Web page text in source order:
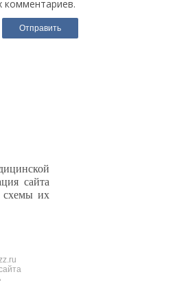
комментариев.
сайта
схемы их